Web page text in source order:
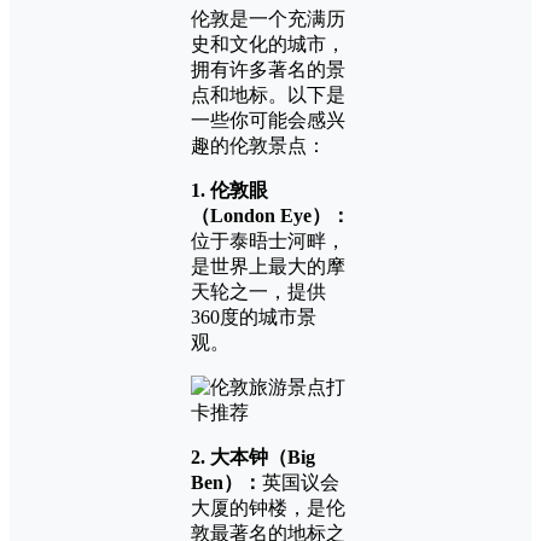
伦敦是一个充满历
史和文化的城市，
拥有许多著名的景
点和地标。以下是
一些你可能会感兴
趣的伦敦景点：
1. 伦敦眼
（London Eye）：
位于泰晤士河畔，
是世界上最大的摩
天轮之一，提供
360度的城市景
观。
2. 大本钟（Big
Ben）： 英国议会
大厦的钟楼，是伦
敦最著名的地标之